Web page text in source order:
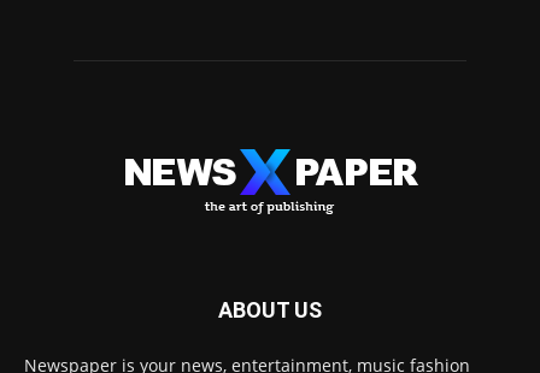
ABOUT US
Newspaper is your news, entertainment, music fashion